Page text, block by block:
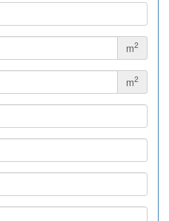
m2
m2